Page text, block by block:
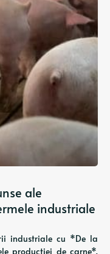
ale
industriale
industriale cu *De la
producției de carne*.